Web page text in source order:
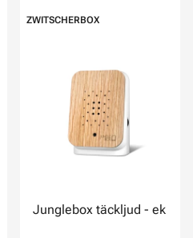
ZWITSCHERBOX
Junglebox täckljud - ek